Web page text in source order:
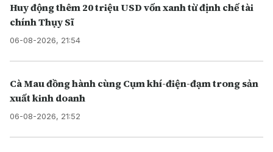
Huy động thêm 20 triệu USD vốn xanh từ định chế tài
chính Thụy Sĩ
06-08-2026, 21:54
Cà Mau đồng hành cùng Cụm khí-điện-đạm trong sản
xuất kinh doanh
06-08-2026, 21:52